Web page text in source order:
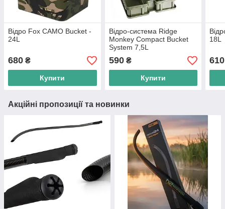
Відро Fox CAMO Bucket -
24L
680 ₴
Купити
Відро-система Ridge
Monkey Compact Bucket
System 7,5L
590₴
Купити
18L
610
Акційні пропозиції та новинки